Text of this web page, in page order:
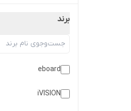
برند
eboard
iVISION